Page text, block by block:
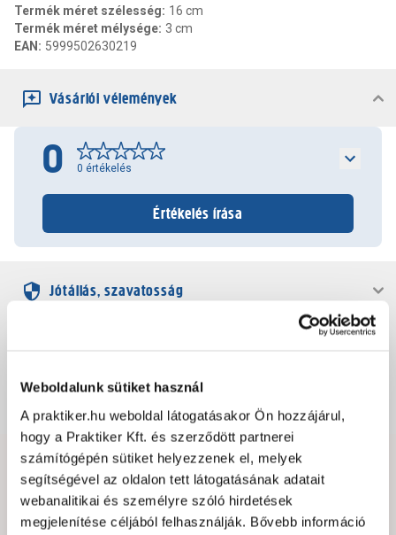
Weboldalunk sütiket használ
A praktiker.hu weboldal látogatásakor Ön hozzájárul,
hogy a Praktiker Kft. és szerződött partnerei
számítógépén sütiket helyezzenek el, melyek
segítségével az oldalon tett látogatásának adatait
webanalitikai és személyre szóló hirdetések
megjelenítése céljából felhasználják. Bővebb információ
Termék méret szélesség: 16 cm
Termék méret mélysége: 3 cm
EAN : 5999502630219
Vásárlói vélemények
0 0 értékelés
Értékelés írása
Jótállás, szavatosság
Dokumentumok, felelős személy
Hibát találtál az oldalon vagy a termék leírásában?
Kérjük jelezd nekünk!